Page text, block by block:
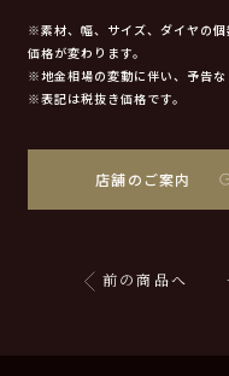
※素材、幅、サイズ、ダイヤの
価格が変わります。
※地金相場の変動に伴い、予告な
※表記は税抜き価格です。
店舗のご案内
前の商品へ